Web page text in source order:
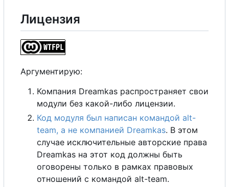
Лицензия
Аргументирую:
Компания Dreamkas распространяет свои
модули без какой-либо лицензии.
Код модуля был написан командой alt-
team, а не компанией Dreamkas. В этом
случае исключительные авторские права
Dreamkas на этот код должны быть
оговорены только в рамках правовых
отношений с командой alt-team.